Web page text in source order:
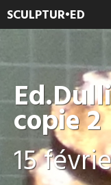
SCULPTUR•ED
copie 2
15